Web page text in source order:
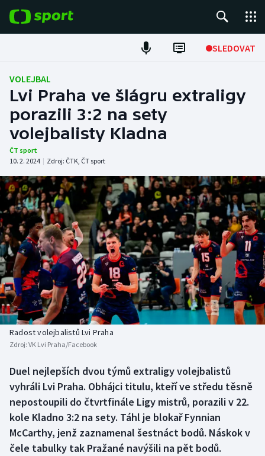
SLEDOVAT
Fotbal
Hokej
Tenis
Atletika
Cyklistika
DALŠÍ SPORTY
Americký fotbal
Baseball a softbal
Basketbal
Biatlon
Box
Curling
Dostihy
NEPŘEHLÉDNĚTE
Soutěže
Historické návraty
Aplikace ČT sport
VOLEJBAL
Lvi Praha ve šlágru extraligy
porazili 3:2 na sety
volejbalisty Kladna
ČT sport
10. 2. 2024 | Zdroj: ČTK, ČT sport
Radost volejbalistů Lvi Praha
Zdroj: VK Lvi Praha/Facebook
Duel nejlepších dvou týmů extraligy volejbalistů
vyhráli Lvi Praha. Obhájci titulu, kteří ve středu těsně
nepostoupili do čtvrtfinále Ligy mistrů, porazili v 22.
kole Kladno 3:2 na sety. Táhl je blokař Fynnian
McCarthy, jenž zaznamenal šestnáct bodů. Náskok v
čele tabulky tak Pražané navýšili na pět bodů.